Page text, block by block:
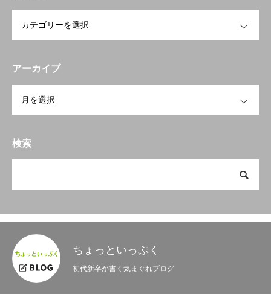
アーカイブ
検索
ちょっといっぷく
初代新卒が書く気まぐれブログ